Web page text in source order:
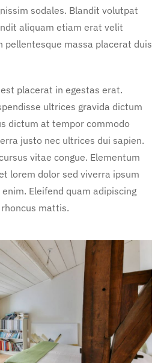
sodales. Blandit volutpat
aliquam etiam erat velit
pellentesque massa placerat duis
placerat in egestas erat.
ultrices gravida dictum
dictum at tempor commodo
justo nec ultrices dui sapien.
vitae congue. Elementum
lorem dolor sed viverra ipsum
Eleifend quam adipiscing
mattis.